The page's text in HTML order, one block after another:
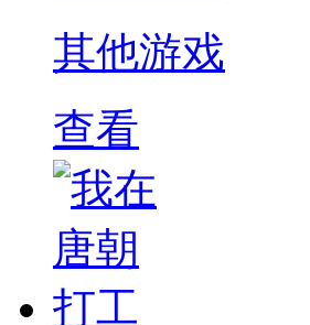
其他游戏
查看